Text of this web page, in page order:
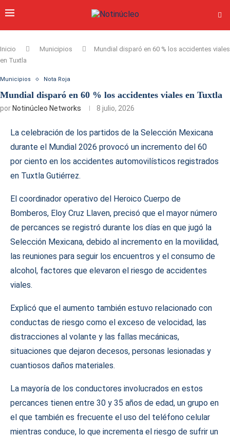
Inicio Municipios
Mundial disparó en 60 % los accidentes viales
en Tuxtla
Municipios Nota Roja
Mundial disparó en 60 % los accidentes viales en Tuxtla
por Notinúcleo Networks 8 julio, 2026
La celebración de los partidos de la Selección Mexicana
durante el Mundial 2026 provocó un incremento del 60
por ciento en los accidentes automovilísticos registrados
en Tuxtla Gutiérrez.
El coordinador operativo del Heroico Cuerpo de
Bomberos, Eloy Cruz Llaven, precisó que el mayor número
de percances se registró durante los días en que jugó la
Selección Mexicana, debido al incremento en la movilidad,
las reuniones para seguir los encuentros y el consumo de
alcohol, factores que elevaron el riesgo de accidentes
viales.
Explicó que el aumento también estuvo relacionado con
conductas de riesgo como el exceso de velocidad, las
distracciones al volante y las fallas mecánicas,
situaciones que dejaron decesos, personas lesionadas y
cuantiosos daños materiales.
La mayoría de los conductores involucrados en estos
percances tienen entre 30 y 35 años de edad, un grupo en
el que también es frecuente el uso del teléfono celular
mientras conduce, lo que incrementa el riesgo de sufrir un